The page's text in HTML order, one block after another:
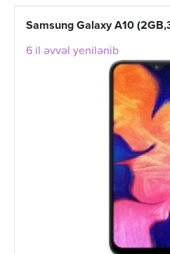
Samsung Galaxy A10
6 il əvvəl yenilənib